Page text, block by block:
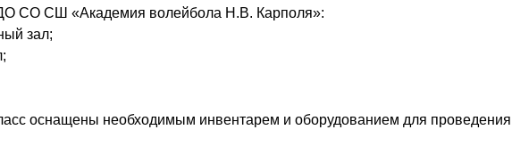
СО СШ «Академия волейбола Н.В. Карполя»:
зал;
оснащены необходимым инвентарем и оборудованием для проведения